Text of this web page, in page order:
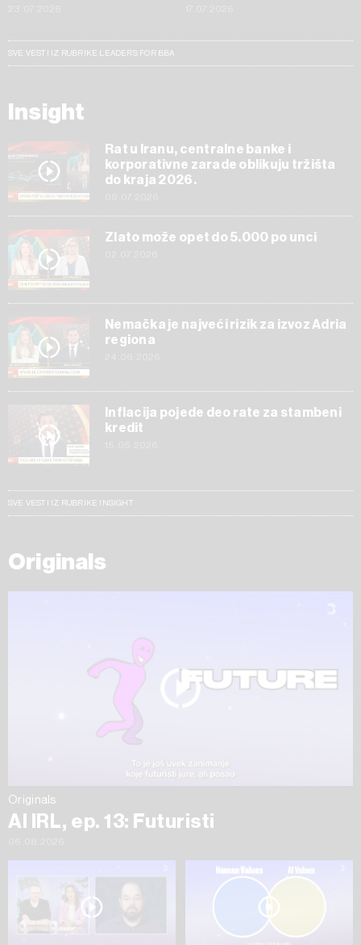
SVE VESTI IZ RUBRIKE LEADERS FOR BBA
Insight
Rat u Iranu, centralne banke i
korporativne zarade oblikuju tržišta
do kraja 2026.
Zlato može opet do 5.000 po unci
Nemačka je najveći rizik za izvoz Adria
regiona
Inflacija pojede deo rate za stambeni
kredit
SVE VESTI IZ RUBRIKE INSIGHT
Originals
Originals
AI IRL, ep. 13: Futuristi